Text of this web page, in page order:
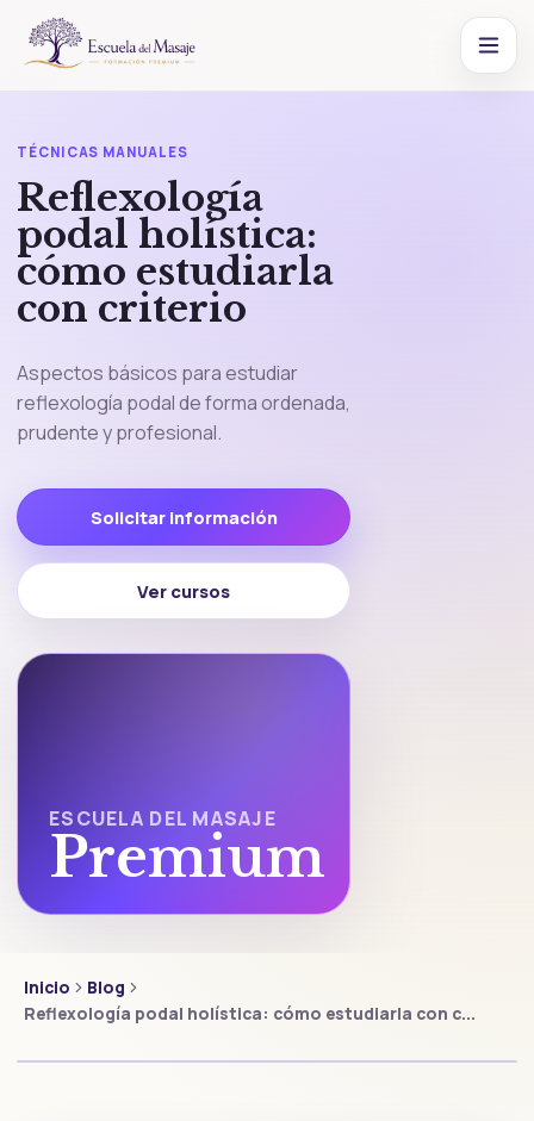
TÉCNICAS MANUALES
Reflexología
podal holística:
cómo estudiarla
con criterio
Aspectos básicos para estudiar
reflexología podal de forma ordenada,
prudente y profesional.
Solicitar información
Ver cursos
ESCUELA DEL MASAJE
Premium
Inicio
Blog
Reflexología podal holística: cómo estudiarla con c...